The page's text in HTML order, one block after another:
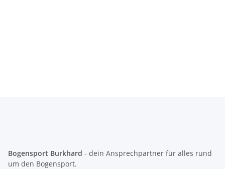
Bogensport Burkhard - dein Ansprechpartner für alles rund
um den Bogensport.